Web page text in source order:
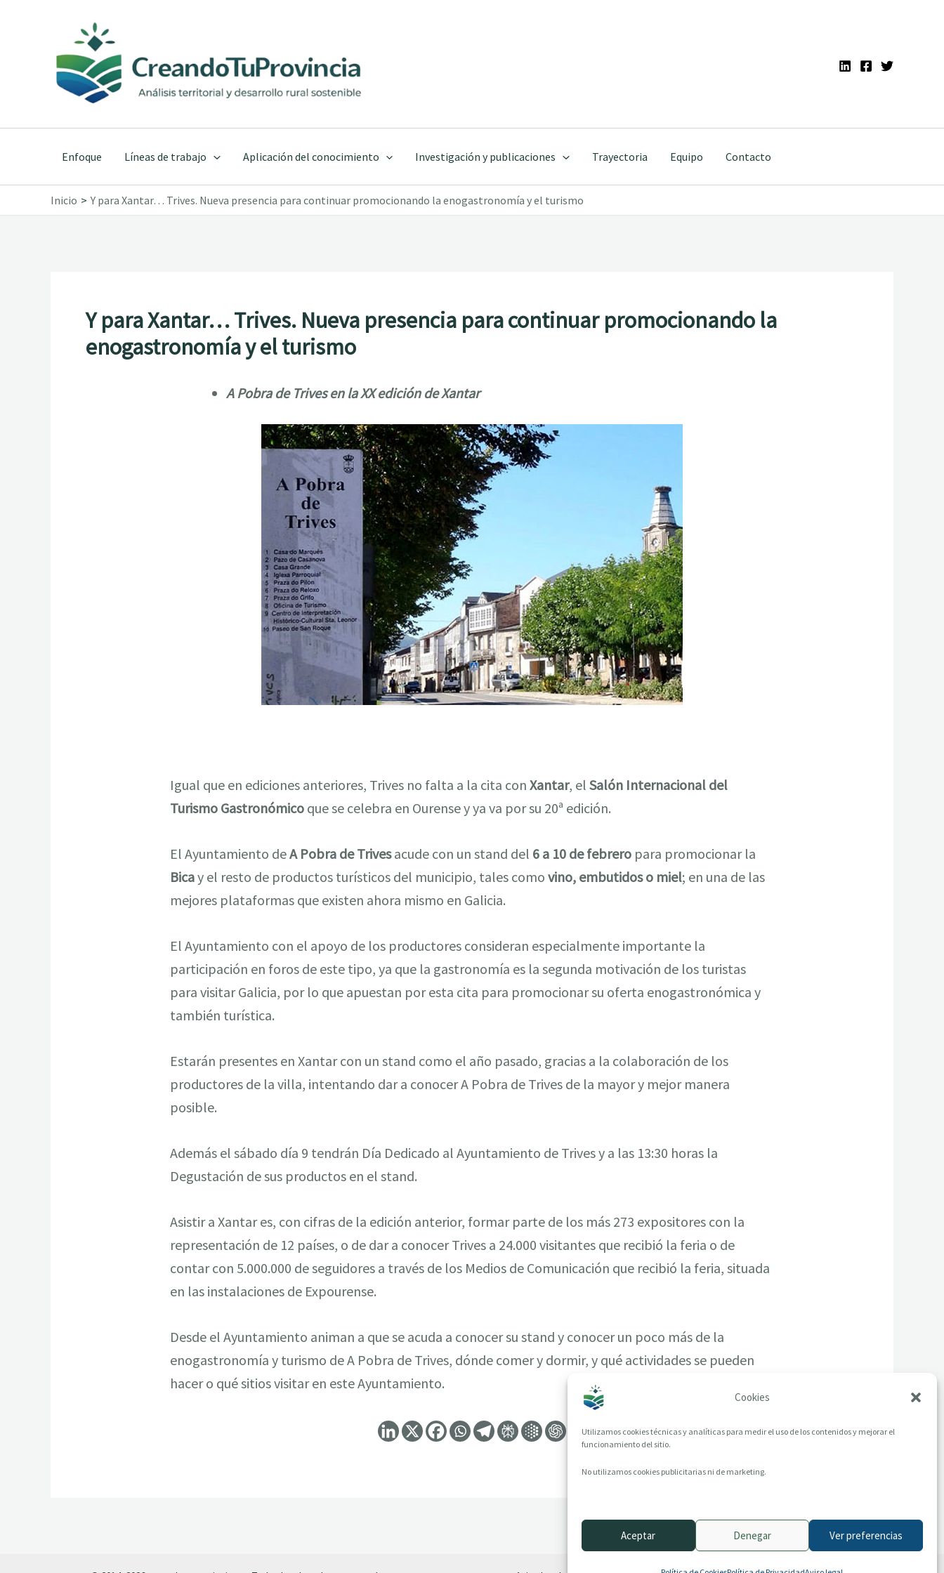
Cookies
Utilizamos cookies técnicas y analíticas para medir el uso de los contenidos y mejorar el
funcionamiento del sitio.
No utilizamos cookies publicitarias ni de marketing.
Aceptar Denegar Ver preferencias
contenido
Enfoque Líneas de trabajo Aplicación del conocimiento Investigación y publicaciones Trayectoria Equipo Contacto
Inicio Y para Xantar… Trives. Nueva presencia para continuar promocionando la enogastronomía y el turismo
Y para Xantar… Trives. Nueva presencia para continuar promocionando la
enogastronomía y el turismo
A Pobra de Trives en la XX edición de Xantar
Igual que en ediciones anteriores, Trives no falta a la cita con Xantar, el Salón Internacional del
Turismo Gastronómico que se celebra en Ourense y ya va por su 20ª edición.
El Ayuntamiento deA Pobra de Trivesacude con un stand del 6 a 10 de febrero para promocionar la
Bicay el resto de productos turísticos del municipio, tales como vino, embutidos o miel; en una de las
mejores plataformas que existen ahora mismo en Galicia.
El Ayuntamiento con el apoyo de los productores consideran especialmente importante la
participación en foros de este tipo, ya que la gastronomía es la segunda motivación de los turistas
para visitar Galicia, por lo que apuestan por esta cita para promocionar su oferta enogastronómica y
también turística.
Estarán presentes en Xantar con un stand como el año pasado, gracias a la colaboración de los
productores de la villa, intentando dar a conocer A Pobra de Trives de la mayor y mejor manera
posible.
Además el sábado día 9 tendrán Día Dedicado al Ayuntamiento de Trives y a las 13:30 horas la
Degustación de sus productos en el stand.
Asistir a Xantar es, con cifras de la edición anterior, formar parte de los más 273 expositores con la
representación de 12 países, o de dar a conocer Trives a 24.000 visitantes que recibió la feria o de
contar con 5.000.000 de seguidores a través de los Medios de Comunicación que recibió la feria, situada
en las instalaciones de Expourense.
Desde el Ayuntamiento animan a que se acuda a conocer su stand y conocer un poco más de la
enogastronomía y turismo de A Pobra de Trives, dónde comer y dormir, y qué actividades se pueden
hacer o qué sitios visitar en este Ayuntamiento.